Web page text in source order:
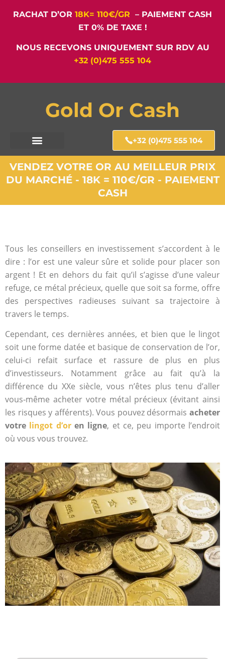
RACHAT D’OR 18K= 110€/GR – PAIEMENT CASH
ET 0% DE TAXE !
NOUS RECEVONS UNIQUEMENT SUR RDV AU
+32 (0)475 555 104
Gold Or Cash
+32 (0)475 555 104
VENDEZ VOTRE OR AU MEILLEUR PRIX
DU MARCHÉ - 18K = 110€/GR - PAIEMENT
CASH
Tous les conseillers en investissement s’accordent à le
dire : l’or est une valeur sûre et solide pour placer son
argent ! Et en dehors du fait qu’il s’agisse d’une valeur
refuge, ce métal précieux, quelle que soit sa forme, offre
des perspectives radieuses suivant sa trajectoire à
travers le temps.
Cependant, ces dernières années, et bien que le lingot
soit une forme datée et basique de conservation de l’or,
celui-ci refait surface et rassure de plus en plus
d’investisseurs. Notamment grâce au fait qu’à la
différence du XXe siècle, vous n’êtes plus tenu d’aller
vous-même acheter votre métal précieux (évitant ainsi
les risques y afférents). Vous pouvez désormais acheter
votre lingot d’oren ligne, et ce, peu importe l’endroit
où vous vous trouvez.